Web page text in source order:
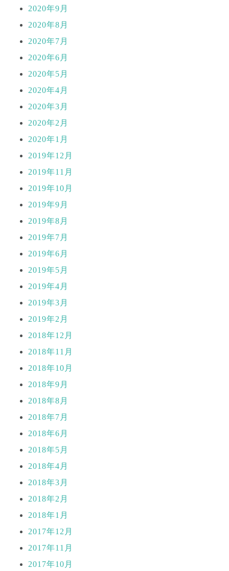
2020年9月
2020年8月
2020年7月
2020年6月
2020年5月
2020年4月
2020年3月
2020年2月
2020年1月
2019年12月
2019年11月
2019年10月
2019年9月
2019年8月
2019年7月
2019年6月
2019年5月
2019年4月
2019年3月
2019年2月
2018年12月
2018年11月
2018年10月
2018年9月
2018年8月
2018年7月
2018年6月
2018年5月
2018年4月
2018年3月
2018年2月
2018年1月
2017年12月
2017年11月
2017年10月